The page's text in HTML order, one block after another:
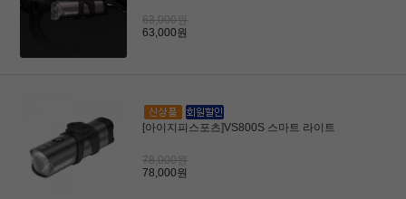
63,000원
63,000원
[아이지피스포츠]VS800S 스마트 라이트
78,000원
78,000원